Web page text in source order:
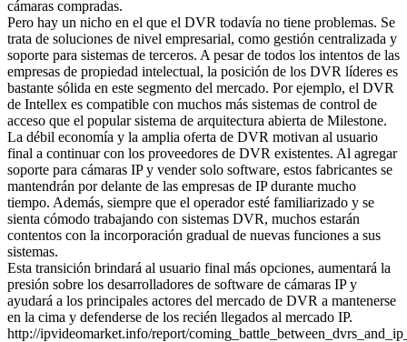
cámaras compradas.
Pero hay un nicho en el que el DVR todavía no tiene problemas. Se
trata de soluciones de nivel empresarial, como gestión centralizada y
soporte para sistemas de terceros. A pesar de todos los intentos de las
empresas de propiedad intelectual, la posición de los DVR líderes es
bastante sólida en este segmento del mercado. Por ejemplo, el DVR
de Intellex es compatible con muchos más sistemas de control de
acceso que el popular sistema de arquitectura abierta de Milestone.
La débil economía y la amplia oferta de DVR motivan al usuario
final a continuar con los proveedores de DVR existentes. Al agregar
soporte para cámaras IP y vender solo software, estos fabricantes se
mantendrán por delante de las empresas de IP durante mucho
tiempo. Además, siempre que el operador esté familiarizado y se
sienta cómodo trabajando con sistemas DVR, muchos estarán
contentos con la incorporación gradual de nuevas funciones a sus
sistemas.
Esta transición brindará al usuario final más opciones, aumentará la
presión sobre los desarrolladores de software de cámaras IP y
ayudará a los principales actores del mercado de DVR a mantenerse
en la cima y defenderse de los recién llegados al mercado IP.
http://ipvideomarket.info/report/